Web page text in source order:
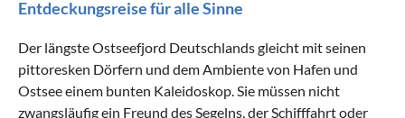
Entdeckungsreise für alle Sinne
Der längste Ostseefjord Deutschlands gleicht mit seinen
pittoresken Dörfern und dem Ambiente von Hafen und
Ostsee einem bunten Kaleidoskop. Sie müssen nicht
zwangsläufig ein Freund des Segelns, der Schifffahrt oder